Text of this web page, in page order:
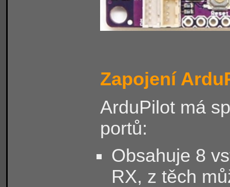
Zapojení
ArduPilot má
portů:
Obsahuje 8
RX, z těch